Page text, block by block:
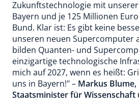
Zukunftstechnologie mit
Bayern und je 125 Millionen
Bund. Klar ist: Es gibt keine
unseren neuen Supercomputer
bilden Quanten- und
einzigartige technologische
mich auf 2027, wenn es heißt:
uns in Bayern!" – Markus
Staatsminister für Wissenschaft